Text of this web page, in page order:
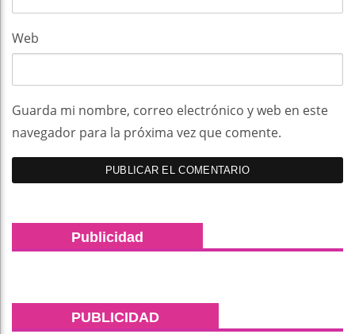
Web
Guarda mi nombre, correo electrónico y web en este
navegador para la próxima vez que comente.
Publicidad
PUBLICIDAD